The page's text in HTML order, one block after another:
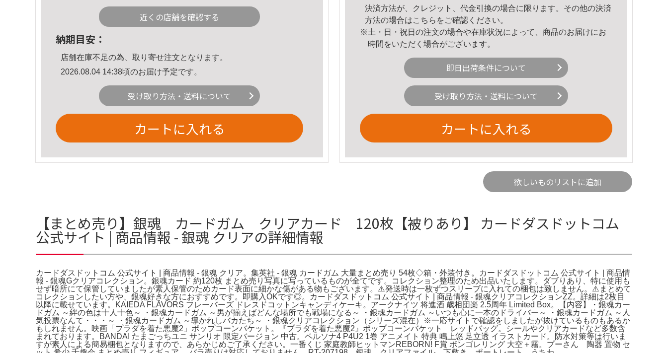
近くの店舗を確認する
納期目安：
店舗在庫不足の為、取り寄せ注文となります。
2026.08.04 14:38頃のお届け予定です。
受け取り方法・送料について
カートに入れる
決済方法が、クレジット、代金引換の場合に限ります。その他の決済
方法の場合はこちら をご確認ください。
※土・日・祝日の注文の場合や在庫状況によって、商品のお届けにお
時間をいただく場合がございます。
即日出荷条件について
受け取り方法・送料について
カートに入れる
欲しいものリストに追加
【まとめ売り】銀魂 カードガム クリアカード 120枚【被りあり】 カードダスドットコム
公式サイト | 商品情報 - 銀魂 クリアの詳細情報
カードダスドットコム 公式サイト | 商品情報 - 銀魂 クリア。集英社 - 銀魂 カードガム 大量まとめ売り 54枚◇箱・外装付き。カードダスドットコム 公式サイト | 商品情
報 - 銀魂Gクリアコレクション。銀魂カード 約120枚 まとめ売り写真に写っているものが全てです。コレクション整理のため出品いたします。ダブりあり、特に使用も
せず暗所にて保管していましたが素人保管のためカード表面に細かな傷がある物もございます。⚠️発送時は一枚ずつスリーブに入れての梱包は致しません。⚠️まとめて
コレクションしたい方や、銀魂好きな方におすすめです。即購入OKです◎。カードダスドットコム 公式サイト | 商品情報 - 銀魂クリアコレクションZZ。詳細は2枚目
以降に載せています。KAIEDA FLAVORS フレーバーズ ドレスドコットンキャンディケーキ。アークナイツ 将進酒 歳相団楽 2.5周年 Limited Box。【内容】・銀魂カー
ドガム ～絆の色は十人十色～ ・銀魂カードガム ～男が揃えばどんな場所でも戦場になる～ ・銀魂カードガム ～いつも心に一本のドライバー～ ・銀魂カードガム ～人
気投票なんて・・・～ ・銀魂カードガム ～導かれしバカたち～ ・銀魂クリアコレクション（シリーズ混在）※一応サイトで確認をしましたが抜けているものもあるか
もしれません。映画「プラダを着た悪魔2」ポップコーンバケット。『プラダを着た悪魔2』ポップコーンバケット レッドバッグ。シールやクリアカードなど多数含
まれております。BANDAI たまごっちユニ サンリオ 限定バージョン 中古。ペルソナ4 P4U2 1巻 アニメイト 特典 鳴上悠 足立透 イラストカード。防水対策等は行いま
すが素人による簡易梱包となりますので、あらかじめご了承ください。一番くじ 家庭教師ヒットマンREBORN! F賞 ボンゴレリング 大空＋霧。プーさん 陶器 置物 セ